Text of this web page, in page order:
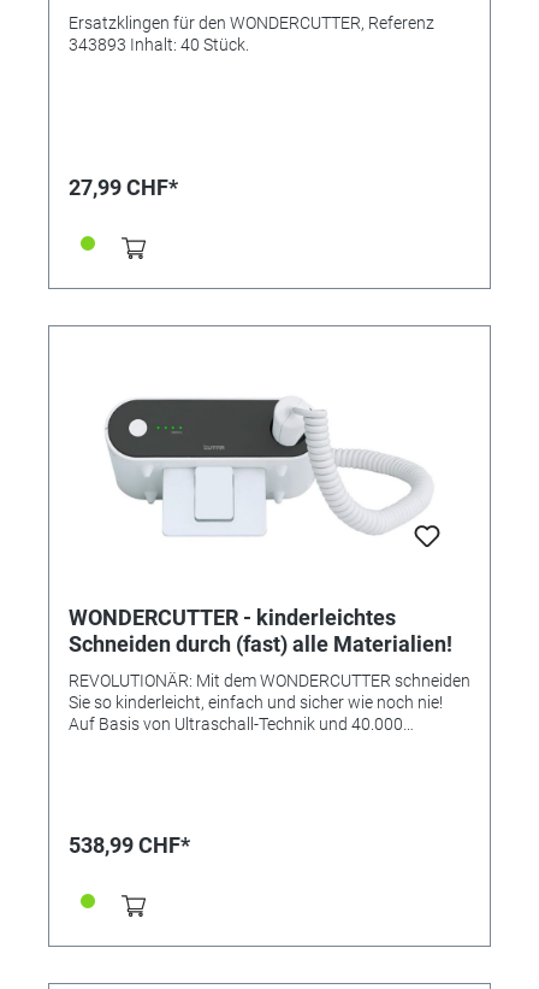
Ersatzklingen für den WONDERCUTTER, Referenz
343893 Inhalt: 40 Stück.
27,99 CHF*
WONDERCUTTER - kinderleichtes
Schneiden durch (fast) alle Materialien!
REVOLUTIONÄR: Mit dem WONDERCUTTER schneiden
Sie so kinderleicht, einfach und sicher wie noch nie!
Auf Basis von Ultraschall-Technik und 40.000
mindestens 5mm mühelos, Leder, Filze, Pappe,
mehr! ÜBERALL ZU HAUSE: Maximale Effizienz und
beste Resultate - ultraschnell: Den WONDERCUTTER
Das Beste dabei: Dank integriertem Akku und
538,99 CHF*